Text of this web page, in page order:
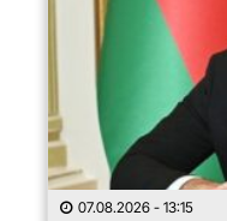
07.08.2026 - 13:15